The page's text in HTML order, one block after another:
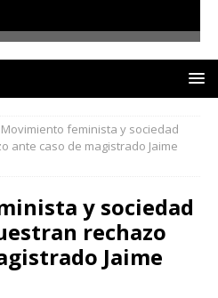
Movimiento feminista y sociedad
ante caso de magistrado Jaime
y sociedad
rechazo
Jaime